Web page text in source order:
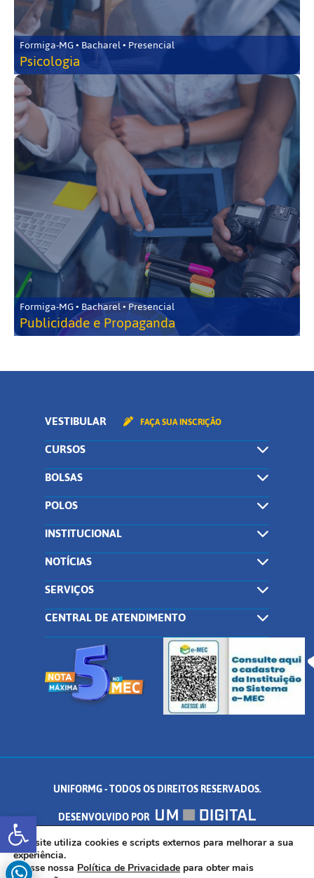
Abrir a barra de ferramentas
Formiga-MG • Bacharel • Presencial
Psicologia
Formiga-MG • Bacharel • Presencial
Publicidade e Propaganda
VESTIBULAR FAÇA SUA INSCRIÇÃO
CURSOS
BOLSAS
POLOS
INSTITUCIONAL
NOTÍCIAS
SERVIÇOS
CENTRAL DE ATENDIMENTO
UNIFORMG - TODOS OS DIREITOS RESERVADOS.
DESENVOLVIDO POR
AV. DR. ARNALDO DE SENNA, 328 - PALMEIRAS, FORMIGA/MG - CEP:
35.574.530
Este site utiliza cookies e scripts externos para melhorar a sua
experiência.
Acesse nossa Política de Privacidade para obter mais